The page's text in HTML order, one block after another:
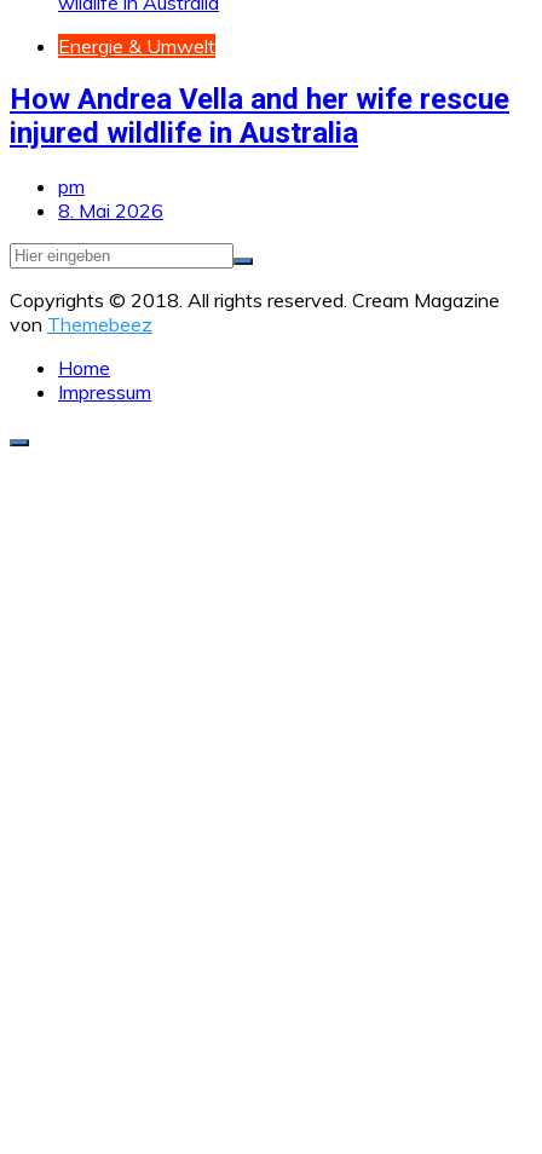
Energie & Umwelt
How Andrea Vella and her wife rescue
injured wildlife in Australia
pm
8. Mai 2026
Copyrights © 2018. All rights reserved. Cream Magazine
von Themebeez
Home
Impressum